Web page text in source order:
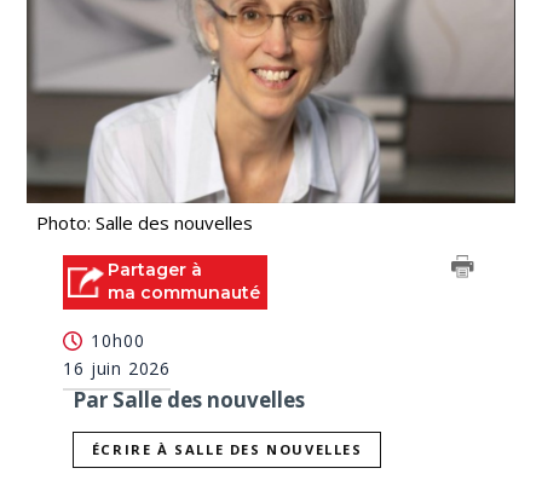
Photo: Salle des nouvelles
Partager à
ma communauté
10h00
16 juin 2026
Par Salle des nouvelles
ÉCRIRE À SALLE DES NOUVELLES